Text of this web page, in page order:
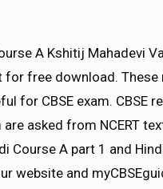
A Kshitij Mahadevi
for free download.
for CBSE exam. CBSE
asked from NCERT
Course A part 1 and
website and